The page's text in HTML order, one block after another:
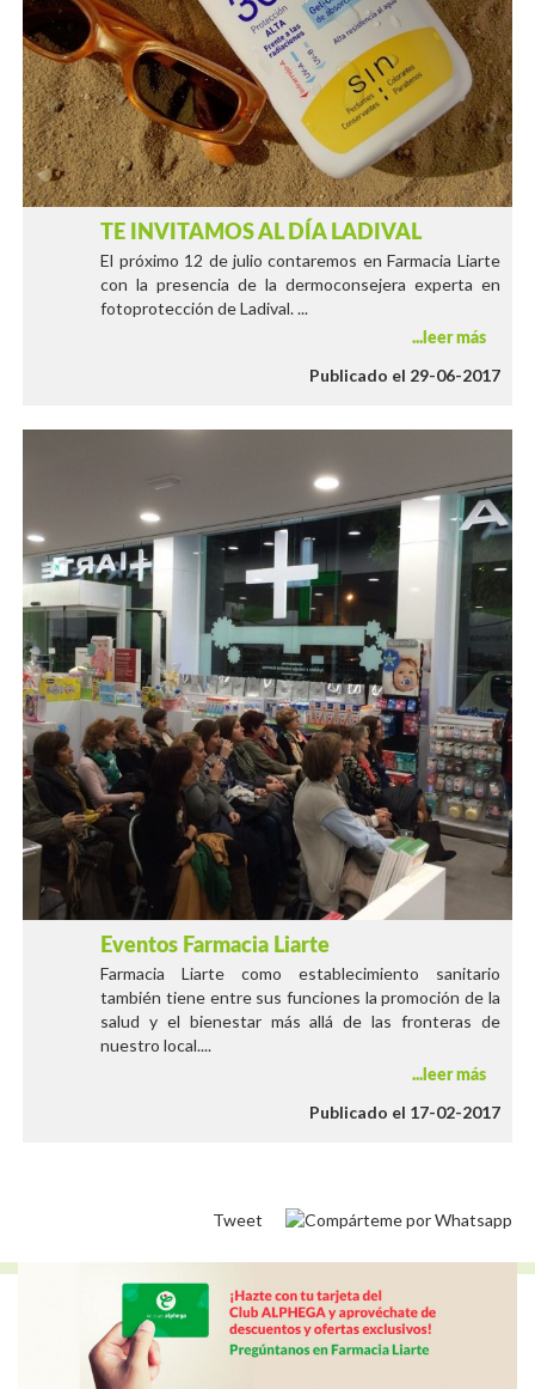
TE INVITAMOS AL DÍA LADIVAL
El próximo 12 de julio contaremos en Farmacia Liarte
con la presencia de la dermoconsejera experta en
fotoprotección de Ladival. ...
leer más
Publicado el 29-06-2017
Eventos Farmacia Liarte
Farmacia Liarte como establecimiento sanitario
también tiene entre sus funciones la promoción de la
salud y el bienestar más allá de las fronteras de
nuestro local....
leer más
Publicado el 17-02-2017
Tweet